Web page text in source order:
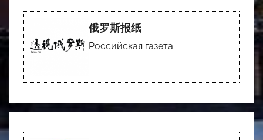
俄罗斯报纸
Российская газета